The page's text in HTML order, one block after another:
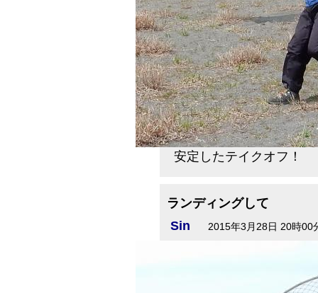
安定したテイクオフ！
ランディングして
Sin
2015年3月28日 20時00